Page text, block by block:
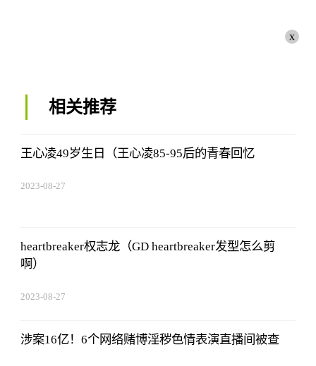
x
相关推荐
王心凌49岁生日（王心凌85-95后的青春回忆
2023-08-27
heartbreaker权志龙（GD heartbreaker发型怎么剪
啊）
2023-08-27
涉案16亿！6个网络赌博淫秽色情表演直播间被查